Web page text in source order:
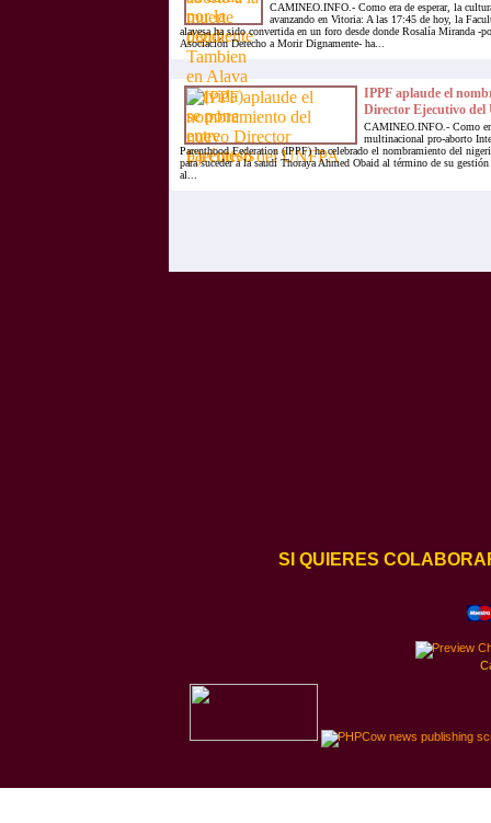
CAMINEO.INFO.- Como era de esperar, la
avanzando en Vitoria: A las 17:45 de hoy, la
alavesa ha sido convertida en un foro desde donde Rosalía Miranda -
Asociación Derecho a Morir Dignamente- ha...
IPPF aplaude el
Director Ejecutivo del
CAMINEO.INFO.- Como
multinacional pro-aborto
Parenthood Federation (IPPF) ha celebrado el nombramiento del
para suceder a la saudí Thoraya Ahmed Obaid al término de su
al...
SI QUIERES